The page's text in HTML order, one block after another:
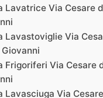
Lavatrice Via Cesare
Lavastoviglie Via
Frigoriferi Via Cesare
Lavasciuga Via